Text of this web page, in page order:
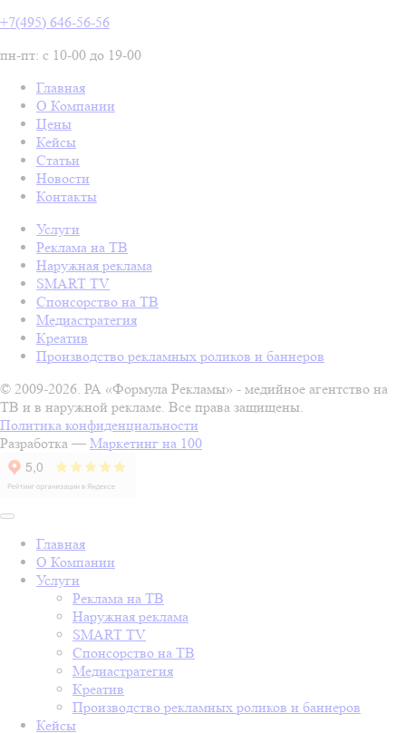
+7(495) 646-56-56
пн-пт: с 10-00 до 19-00
Главная
О Компании
Цены
Кейсы
Статьи
Новости
Контакты
Услуги
Реклама на ТВ
Наружная реклама
SMART TV
Спонсорство на ТВ
Медиастратегия
Креатив
Производство рекламных роликов и баннеров
© 2009-2026. РА «Формула Рекламы» - медийное агентство на
ТВ и в наружной рекламе. Все права защищены.
Политика конфиденциальности
Разработка — Маркетинг на 100
Главная
О Компании
Услуги
Реклама на ТВ
Наружная реклама
SMART TV
Спонсорство на ТВ
Медиастратегия
Креатив
Производство рекламных роликов и баннеров
Кейсы